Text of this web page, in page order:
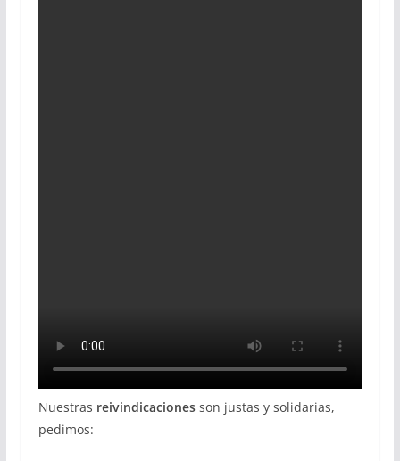
Nuestras reivindicacionesson justas y solidarias,
pedimos: